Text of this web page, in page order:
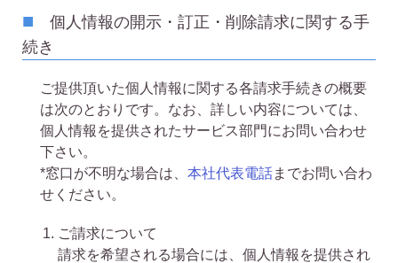
個人情報の開示・訂正・削除請求に関する手
続き
ご提供頂いた個人情報に関する各請求手続きの概要
は次のとおりです。なお、詳しい内容については、
個人情報を提供されたサービス部門にお問い合わせ
下さい。
*窓口が不明な場合は、 本社代表電話までお問い合わ
せください。
ご請求について
請求を希望される場合には、個人情報を提供され